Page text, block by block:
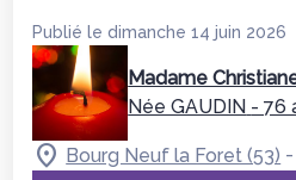
Publié le dimanche 14 juin 2026
Madame
Née GAUDIN - 76
Bourg Neuf la Foret (53)